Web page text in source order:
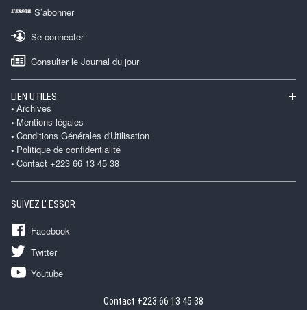
S’abonner
Se connecter
Consulter le Journal du jour
LIEN UTILES
Archives
Mentions légales
Conditions Générales d'Utilisation
Politique de confidentialité
Contact +223 66 13 45 38
SUIVEZ L' ESSOR
Facebook
Twitter
Youtube
Contact +223 66 13 45 38